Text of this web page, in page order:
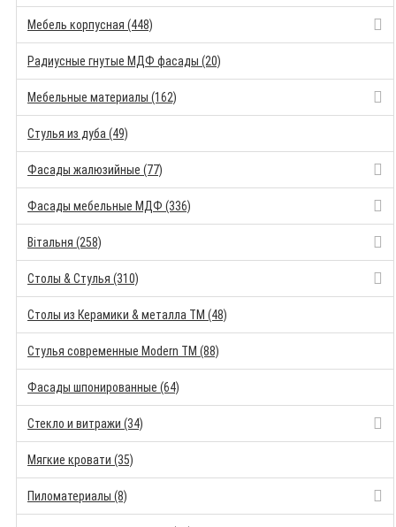
Мебель корпусная (448)
Радиусные гнутые МДФ фасады (20)
Мебельные материалы (162)
Стулья из дуба (49)
Фасады жалюзийные (77)
Фасады мебельные МДФ (336)
Вітальня (258)
Столы & Стулья (310)
Столы из Керамики & металла TM (48)
Стулья современные Modern TM (88)
Фасады шпонированные (64)
Стекло и витражи (34)
Мягкие кровати (35)
Пиломатериалы (8)